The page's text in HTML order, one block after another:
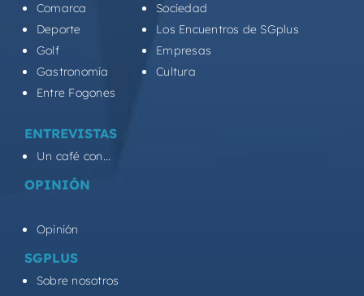
Comarca
Deporte
Golf
Gastronomía
Entre Fogones
Sociedad
Los Encuentros de SGplus
Empresas
Cultura
ENTREVISTAS
Un café con...
OPINIÓN
Opinión
SGPLUS
Sobre nosotros